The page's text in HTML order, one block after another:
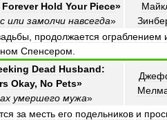
Forever Hold Your Piece»
или замолчи навсегда»
продолжается ограблением
Спенсером
Dead Husband:
Okay, No Pets»
умершего мужа»
за месть его подельников и